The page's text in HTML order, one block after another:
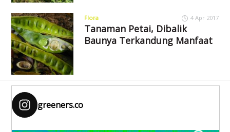
Flora 4 Apr 2017
Tanaman Petai, Dibalik
Baunya Terkandung Manfaat
greeners.co